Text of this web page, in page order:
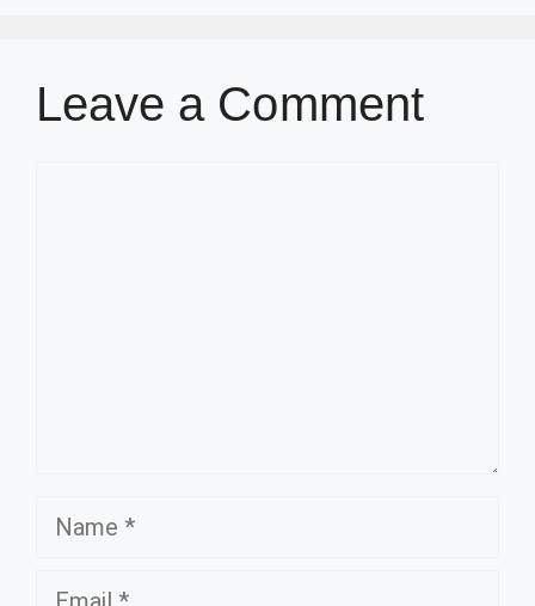
Leave a Comment
Name
Email